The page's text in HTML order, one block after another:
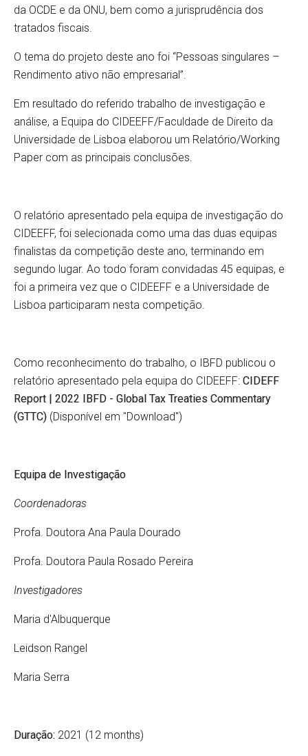
da OCDE e da ONU, bem como a jurisprudência dos
tratados fiscais.
O tema do projeto deste ano foi “Pessoas singulares –
Rendimento ativo não empresarial”.
Em resultado do referido trabalho de investigação e
análise, a Equipa do CIDEEFF/Faculdade de Direito da
Universidade de Lisboa elaborou um Relatório/Working
Paper com as principais conclusões.
O relatório apresentado pela equipa de investigação do
CIDEEFF, foi selecionada como uma das duas equipas
finalistas da competição deste ano, terminando em
segundo lugar. Ao todo foram convidadas 45 equipas, e
foi a primeira vez que o CIDEEFF e a Universidade de
Lisboa participaram nesta competição.
Como reconhecimento do trabalho, o IBFD publicou o
relatório apresentado pela equipa do CIDEEFF: CIDEFF
Report | 2022 IBFD - Global Tax Treaties Commentary
(GTTC) (Disponível em "Download")
Equipa de Investigação
Coordenadoras
Profa. Doutora Ana Paula Dourado
Profa. Doutora Paula Rosado Pereira
Investigadores
Maria d'Albuquerque
Leidson Rangel
Maria Serra
Duração: 2021 (12 months)